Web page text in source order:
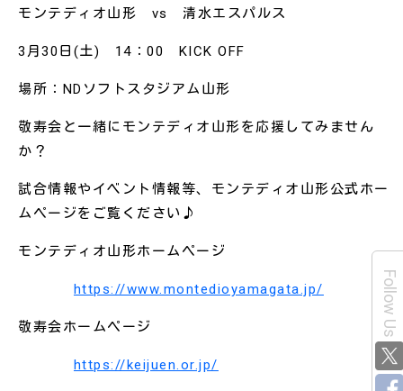
モンテディオ山形 vs 清水エスパルス
3月30日(土) 14：00 KICK OFF
場所：NDソフトスタジアム山形
敬寿会と一緒にモンテディオ山形を応援してみません
か？
試合情報やイベント情報等、モンテディオ山形公式ホー
ムページをご覧ください♪
モンテディオ山形ホームページ
https://www.montedioyamagata.jp/
敬寿会ホームページ
https://keijuen.or.jp/
Follow Us